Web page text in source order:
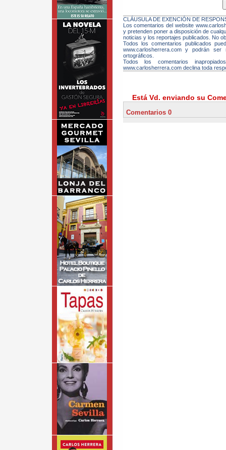
CLÁUSULA DE EXENCIÓN DE
Los comentarios del website
y pretenden poner a disposición de
noticias y los reportajes publicados. No
Todos los comentarios publicados
www.carlosherrera.com y podrán
ortográficos.
Todos los comentarios
www.carlosherrera.com declina toda
Está Vd. enviando su
Comentarios 0